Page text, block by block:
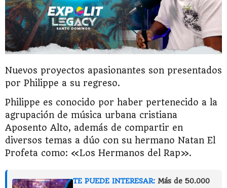
Nuevos proyectos apasionantes son presentados
por Philippe a su regreso.
Philippe es conocido por haber pertenecido a la
agrupación de música urbana cristiana
Aposento Alto, además de compartir en
diversos temas a dúo con su hermano Natan El
Profeta como: «Los Hermanos del Rap».
TE PUEDE INTERESAR: Más de 50.000